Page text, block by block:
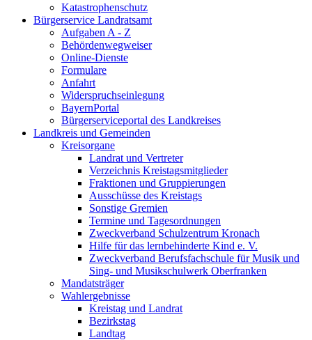
Katastrophenschutz
Bürgerservice Landratsamt
Aufgaben A - Z
Behördenwegweiser
Online-Dienste
Formulare
Anfahrt
Widerspruchseinlegung
BayernPortal
Bürgerserviceportal des Landkreises
Landkreis und Gemeinden
Kreisorgane
Landrat und Vertreter
Verzeichnis Kreistagsmitglieder
Fraktionen und Gruppierungen
Ausschüsse des Kreistags
Sonstige Gremien
Termine und Tagesordnungen
Zweckverband Schulzentrum Kronach
Hilfe für das lernbehinderte Kind e. V.
Zweckverband Berufsfachschule für Musik und
Sing- und Musikschulwerk Oberfranken
Mandatsträger
Wahlergebnisse
Kreistag und Landrat
Bezirkstag
Landtag